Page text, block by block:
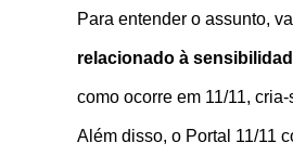
Para entender o assunto,
relacionado à
como ocorre em 11/11,
Além disso, o Portal 11/11